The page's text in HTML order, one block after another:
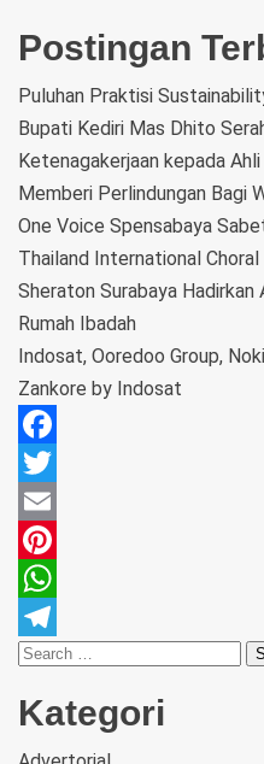
Postingan
Puluhan Praktisi
Bupati Kediri Mas Dhito
Ketenagakerjaan kepada
Memberi Perlindungan Bagi
One Voice Spensabaya
Thailand International
Sheraton Surabaya
Rumah Ibadah
Indosat, Ooredoo Group,
Zankore by Indosat
Facebook
Twitter
Email
Pinterest
WhatsApp
Telegram
Kategori